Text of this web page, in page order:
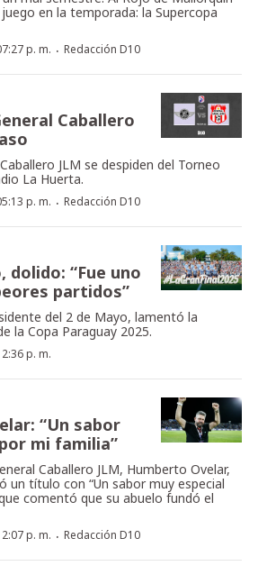
en la temporada: la Supercopa
p. m. · Redacción D10
Caballero
JLM se despiden del Torneo
La Huerta.
p. m. · Redacción D10
dolido: “Fue uno
partidos”
del 2 de Mayo, lamentó la
la Copa Paraguay 2025.
p. m.
“Un sabor
mi familia”
Caballero JLM, Humberto Ovelar,
un título con “Un sabor muy especial
comentó que su abuelo fundó el
p. m. · Redacción D10